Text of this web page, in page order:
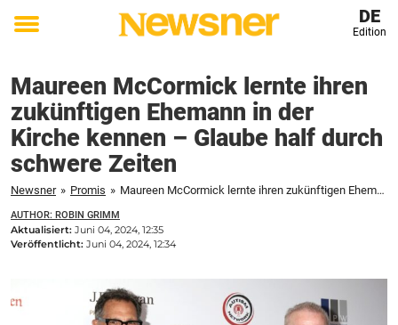
Toggle
DE
Edition
Maureen McCormick lernte ihren
zukünftigen Ehemann in der
Kirche kennen – Glaube half durch
schwere Zeiten
Newsner » Promis » Maureen McCormick lernte ihren zukünftigen Ehemann in der Kirche kennen - Glaube half durch schwere Zeiten
AUTHOR: ROBIN GRIMM
Aktualisiert: Juni 04, 2024, 12:35
Veröffentlicht: Juni 04, 2024, 12:34